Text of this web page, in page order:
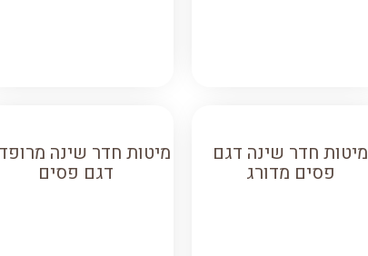
מיטות חדר שינה דגם
פסים מדורג
מיטות חדר שינה
דגם פסים